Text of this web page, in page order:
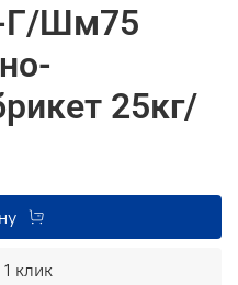
Г/Шм75
25кг/
клик